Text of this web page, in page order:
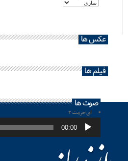
عکس ها
فیلم ها
صوت ها
ای حرمت ۲
پخش‌کننده
صوت 00:00